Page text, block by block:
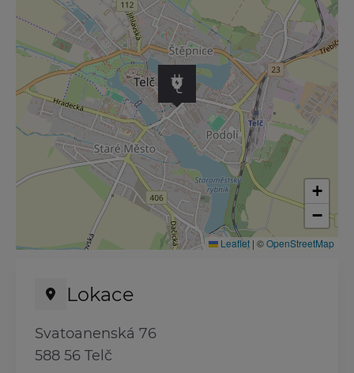
Lokace
Svatoanenská 76
588 56 Telč
+
−
Leaflet | ©OpenStreetMap